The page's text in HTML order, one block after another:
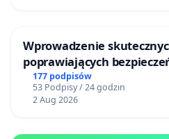
Wprowadzenie
poprawiających
Żeromskiego w Otwocku
177 podpisów
53 Podpisy / 24 godzin
2 Aug 2026